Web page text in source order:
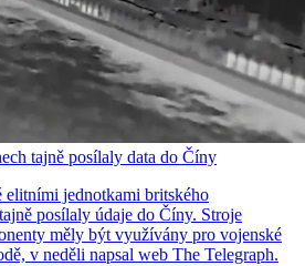
tajně posílaly data do Číny
jednotkami britského
posílaly údaje do Číny. Stroje
měly být využívány pro vojenské
v neděli napsal web The Telegraph.